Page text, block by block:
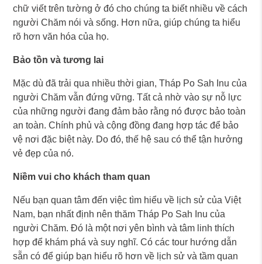
chữ viết trên tường ở đó cho chúng ta biết nhiều về cách
người Chăm nói và sống. Hơn nữa, giúp chúng ta hiểu
rõ hơn văn hóa của họ.
Bảo tồn và tương lai
Mặc dù đã trải qua nhiều thời gian, Tháp Po Sah Inu của
người Chăm vẫn đứng vững. Tất cả nhờ vào sự nỗ lực
của những người đang đảm bảo rằng nó được bảo toàn
an toàn. Chính phủ và cộng đồng đang hợp tác để bảo
vệ nơi đặc biệt này. Do đó, thế hệ sau có thể tận hưởng
vẻ đẹp của nó.
Niềm vui cho khách tham quan
Nếu bạn quan tâm đến việc tìm hiểu về lịch sử của Việt
Nam, bạn nhất định nên thăm Tháp Po Sah Inu của
người Chăm. Đó là một nơi yên bình và tâm linh thích
hợp để khám phá và suy nghĩ. Có các tour hướng dẫn
sẵn có để giúp bạn hiểu rõ hơn về lịch sử và tầm quan